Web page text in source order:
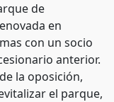
de
en
con un socio
anterior.
la oposición,
el parque,